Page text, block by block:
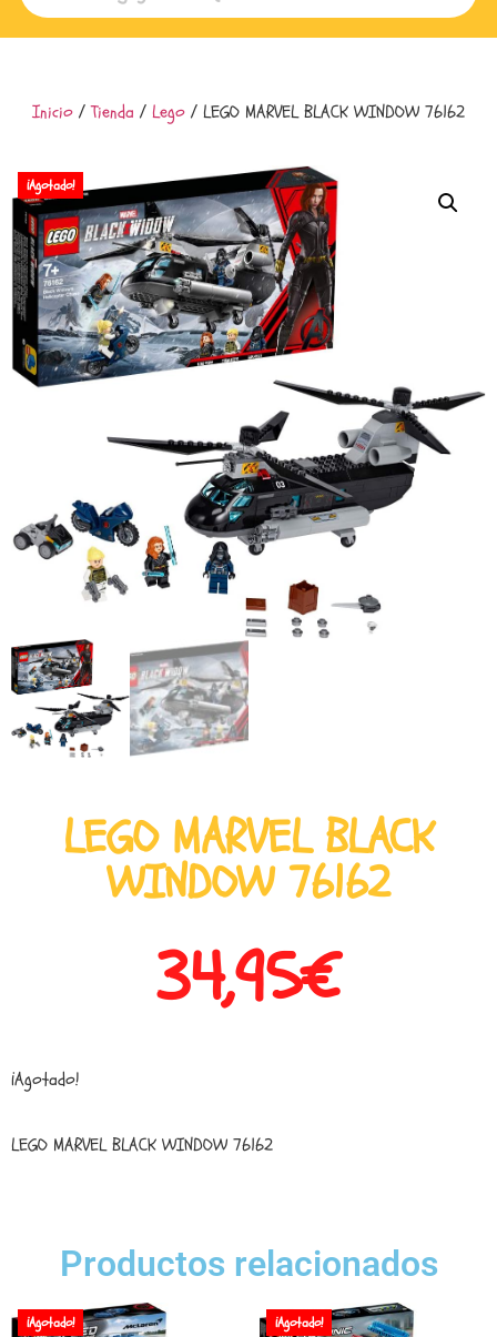
Inicio /Tienda / Lego / LEGO MARVEL BLACK WINDOW 76162
¡Agotado!
LEGO MARVEL BLACK
WINDOW 76162
34,95€
¡Agotado!
LEGO MARVEL BLACK WINDOW 76162
Productos relacionados
¡Agotado! ¡Agotado!